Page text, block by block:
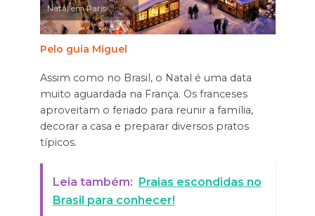
Natal em Paris
Pelo guia Miguel
Assim como no Brasil, o Natal é uma data
muito aguardada na França. Os franceses
aproveitam o feriado para reunir a família,
decorar a casa e preparar diversos pratos
típicos.
Leia também: Praias escondidas no
Brasil para conhecer!